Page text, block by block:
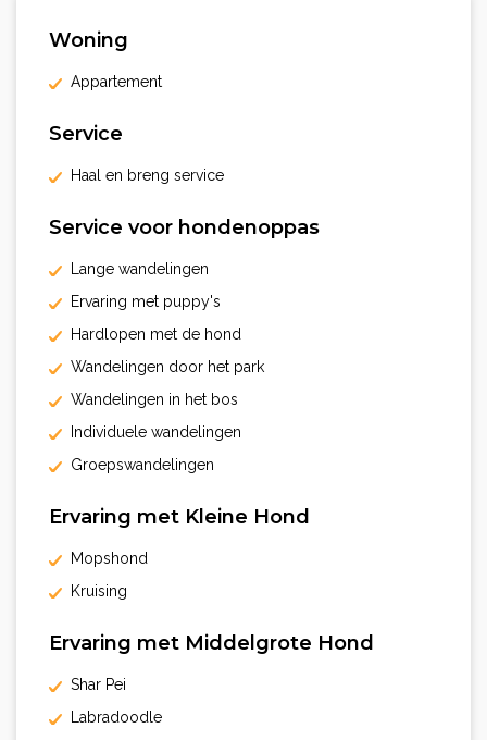
Woning
Appartement
Service
Haal en breng service
Service voor hondenoppas
Lange wandelingen
Ervaring met puppy's
Hardlopen met de hond
Wandelingen door het park
Wandelingen in het bos
Individuele wandelingen
Groepswandelingen
Ervaring met Kleine Hond
Mopshond
Kruising
Ervaring met Middelgrote Hond
Shar Pei
Labradoodle